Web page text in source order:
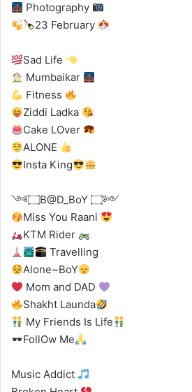
Photography
23 February
Sad Life
Mumbaikar
Fitness
Ziddi Ladka
Cake LOver
ALONE
Insta King
༺۝B@D_BoY ۝༻
Miss You Raani
KTM Rider
Travelling
Alone~BoY
Mom and DAD
Shakht Launda
My Friends Is Life
FollOw Me
Music Addict